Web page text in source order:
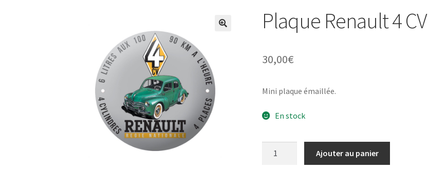
Plaque Renault 4 CV
30,00€
Mini plaque émaillée.
En stock
Ajouter au panier